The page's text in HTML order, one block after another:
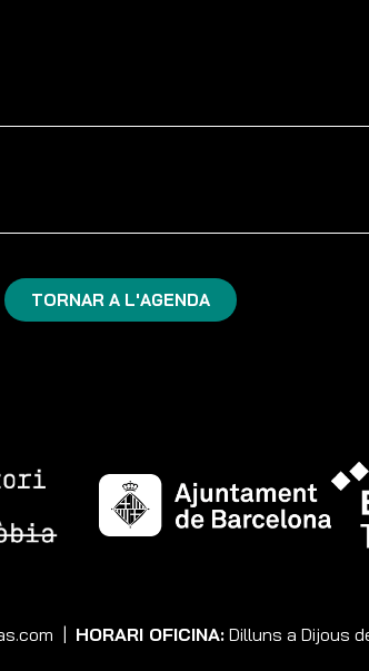
TORNAR A L'AGENDA
HORARI OFICINA: Dilluns a Dijous